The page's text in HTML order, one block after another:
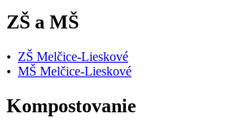
ZŠ a MŠ
• ZŠ Melčice-Lieskové
• MŠ Melčice-Lieskové
Kompostovanie